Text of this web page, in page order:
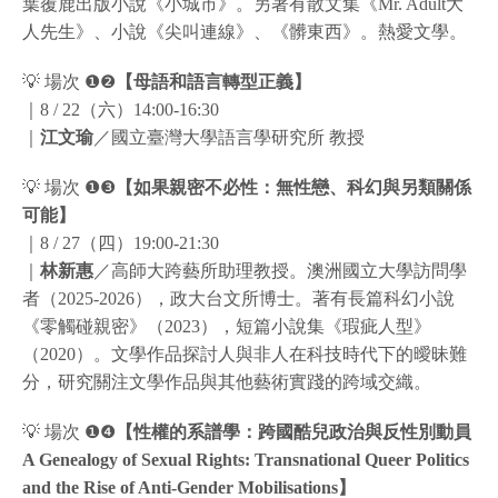
葉覆鹿出版小說《小城市》。另著有散文集《Mr. Adult大
人先生》、小說《尖叫連線》、《髒東西》。熱愛文學。
💡 場次 ❶❷ 【母語和語言轉型正義】
｜8 / 22（六）14:00-16:30
江文瑜 ／國立臺灣大學語言學研究所 教授
💡 場次 ❶❸ 【如果親密不必性：無性戀、科幻與另類關係
可能】
｜8 / 27（四）19:00-21:30
林新惠 ／高師大跨藝所助理教授。澳洲國立大學訪問學
者（2025-2026），政大台文所博士。著有長篇科幻小說
《零觸碰親密》（2023），短篇小說集《瑕疵人型》
（2020）。文學作品探討人與非人在科技時代下的曖昧難
分，研究關注文學作品與其他藝術實踐的跨域交織。
💡 場次 ❶❹ 【性權的系譜學：跨國酷兒政治與反性別動員
A Genealogy of Sexual Rights: Transnational Queer Politics
and the Rise of Anti-Gender Mobilisations】